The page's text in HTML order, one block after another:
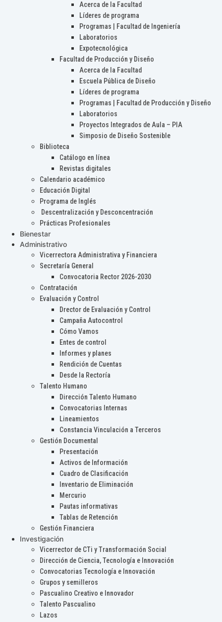
Acerca de la Facultad
Líderes de programa
Programas | Facultad de Ingeniería
Laboratorios
Expotecnológica
Facultad de Producción y Diseño
Acerca de la Facultad
Escuela Pública de Diseño
Líderes de programa
Programas | Facultad de Producción y Diseño
Laboratorios
Proyectos Integrados de Aula – PIA
Simposio de Diseño Sostenible
Biblioteca
Catálogo en línea
Revistas digitales
Calendario académico
Educación Digital
Programa de Inglés
Descentralización y Desconcentración
Prácticas Profesionales
Bienestar
Administrativo
Vicerrectora Administrativa y Financiera
Secretaría General
Convocatoria Rector 2026-2030
Contratación
Evaluación y Control
Drector de Evaluación y Control
Campaña Autocontrol
Cómo Vamos
Entes de control
Informes y planes
Rendición de Cuentas
Desde la Rectoría
Talento Humano
Dirección Talento Humano
Convocatorias Internas
Lineamientos
Constancia Vinculación a Terceros
Gestión Documental
Presentación
Activos de Información
Cuadro de Clasificación
Inventario de Eliminación
Mercurio
Pautas informativas
Tablas de Retención
Gestión Financiera
Investigación
Vicerrector de CTi y Transformación Social
Dirección de Ciencia, Tecnología e Innovación
Convocatorias Tecnología e Innovación
Grupos y semilleros
Pascualino Creativo e Innovador
Talento Pascualino
Lazos